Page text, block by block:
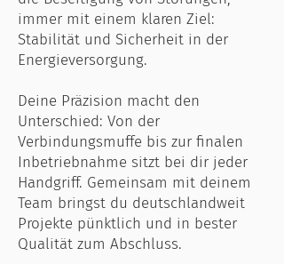
immer mit einem klaren Ziel:
Stabilität und Sicherheit in der
Energieversorgung.
Deine Präzision macht den
Unterschied: Von der
Verbindungsmuffe bis zur finalen
Inbetriebnahme sitzt bei dir jeder
Handgriff. Gemeinsam mit deinem
Team bringst du deutschlandweit
Projekte pünktlich und in bester
Qualität zum Abschluss.